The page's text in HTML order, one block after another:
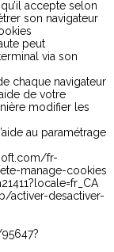
accepte selon
son navigateur
peut
via son
chaque navigateur
de votre
modifier les
au paramétrage
fr-
manage-cookies
activer-desactiver-